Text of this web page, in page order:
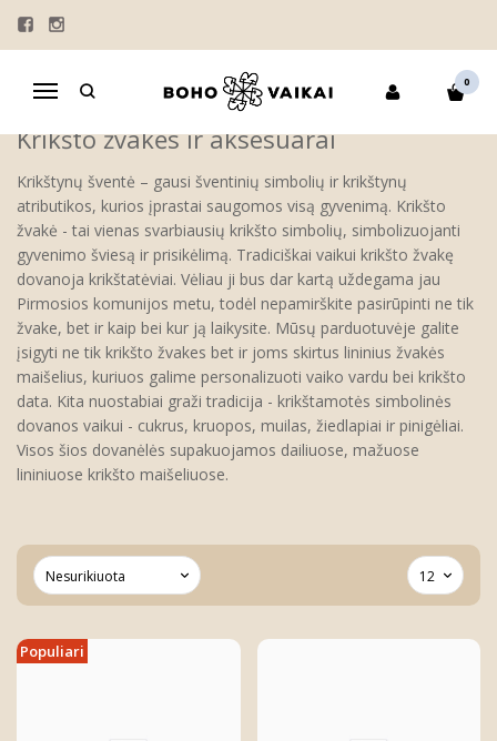
Navigacija
0
KRIKŠTO ŽVAKĖS | AKSESUARAI
KRIKŠTO ŽVAKĖS | AKSESUARAI
Krikšto žvakės ir aksesuarai
Krikštynų šventė – gausi šventinių simbolių ir krikštynų
atributikos, kurios įprastai saugomos visą gyvenimą. Krikšto
žvakė - tai vienas svarbiausių krikšto simbolių, simbolizuojanti
gyvenimo šviesą ir prisikėlimą. Tradiciškai vaikui krikšto žvakę
dovanoja krikštatėviai. Vėliau ji bus dar kartą uždegama jau
Pirmosios komunijos metu, todėl nepamirškite pasirūpinti ne tik
žvake, bet ir kaip bei kur ją laikysite. Mūsų parduotuvėje galite
įsigyti ne tik krikšto žvakes bet ir joms skirtus lininius žvakės
maišelius, kuriuos galime personalizuoti vaiko vardu bei krikšto
data. Kita nuostabiai graži tradicija - krikštamotės simbolinės
dovanos vaikui - cukrus, kruopos, muilas, žiedlapiai ir pinigėliai.
Visos šios dovanėlės supakuojamos dailiuose, mažuose
lininiuose krikšto maišeliuose.
Populiari